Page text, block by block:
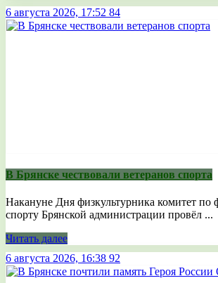
6 августа 2026, 17:52 84
В Брянске чествовали ветеранов спорта
Накануне Дня физкультурника комитет по
спорту Брянской администрации провёл ...
Читать далее
6 августа 2026, 16:38 92